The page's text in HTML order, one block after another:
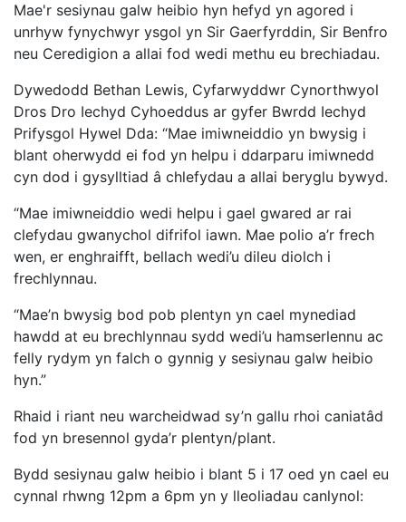
Mae'r sesiynau galw heibio hyn hefyd yn agored i
unrhyw fynychwyr ysgol yn Sir Gaerfyrddin, Sir Benfro
neu Ceredigion a allai fod wedi methu eu brechiadau.
Dywedodd Bethan Lewis, Cyfarwyddwr Cynorthwyol
Dros Dro Iechyd Cyhoeddus ar gyfer Bwrdd Iechyd
Prifysgol Hywel Dda: “Mae imiwneiddio yn bwysig i
blant oherwydd ei fod yn helpu i ddarparu imiwnedd
cyn dod i gysylltiad â chlefydau a allai beryglu bywyd.
“Mae imiwneiddio wedi helpu i gael gwared ar rai
clefydau gwanychol difrifol iawn. Mae polio a’r frech
wen, er enghraifft, bellach wedi’u dileu diolch i
frechlynnau.
“Mae’n bwysig bod pob plentyn yn cael mynediad
hawdd at eu brechlynnau sydd wedi’u hamserlennu ac
felly rydym yn falch o gynnig y sesiynau galw heibio
hyn.”
Rhaid i riant neu warcheidwad sy’n gallu rhoi caniatâd
fod yn bresennol gyda’r plentyn/plant.
Bydd sesiynau galw heibio i blant 5 i 17 oed yn cael eu
cynnal rhwng 12pm a 6pm yn y lleoliadau canlynol: